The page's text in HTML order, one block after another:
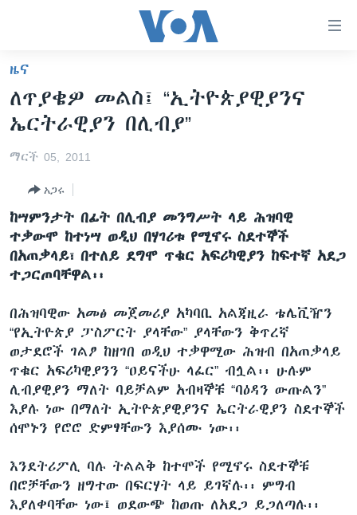
ማገናኛዎች
ዋናው
ይዘት
ወደ
እለፍ
ወደ
ዋናው
ይዘት
ኢትዮጵያ
አሜሪካ
መካከለኛው ምሥራቅ
ኑሮ በጤንነት
ቪዲዮ
የፎቶ መድብሎች
ክምችት
ይከተሉን
ቋንቋዎች
ዜና
ለጥያቄዎ መልስ፤ “ኢትዮጵያዊያንና
ኤርትራዊያን በሊብያ”
ማርች 05, 2011
አጋሩ
ከሣምንታት በፊት በሊብያ መንግሥት ላይ ሕዝባዊ
ተቃውሞ ከተነሣ ወዲህ በሃገሪቱ የሚኖሩ ስደተኞች
በአጠቃላይ፣ በተለይ ደግሞ ጥቁር አፍሪካዊያን ከፍተኛ አደጋ
ተጋርጦባቸዋል፡፡
በሕዝባዊው አመፅ መጀመሪያ አካባቢ አልጃዚራ ቴሌቪዥን
“የኢትዮጵያ ፓስፖርት ያላቸው” ያላቸውን ቅጥረኛ
ወታደሮች ገልፆ ከዘገበ ወዲህ ተቃዋሚው ሕዝብ በአጠቃላይ
ጥቁር አፍሪካዊያንን “ዐይናችሁ ላፈር” ብሏል፡፡ ሁሉም
ሊብያዊያን ማለት ባይቻልም አብዛኞቹ “ባዕዳን ውጡልን”
እያሉ ነው በማለት ኢትዮጵያዊያንና ኤርትራዊያን ስደተኞች
ሰሞኑን የሮሮ ድምፃቸውን እያሰሙ ነው፡፡
እንደትሪፖሊ ባሉ ትልልቅ ከተሞች የሚኖሩ ስደተኞቹ
በሮቻቸውን ዘግተው በፍርሃት ላይ ይገኛሉ፡፡ ምግብ
እያለቀባቸው ነው፤ ወደውጭ ከወጡ ለአደጋ ይጋለጣሉ፡፡